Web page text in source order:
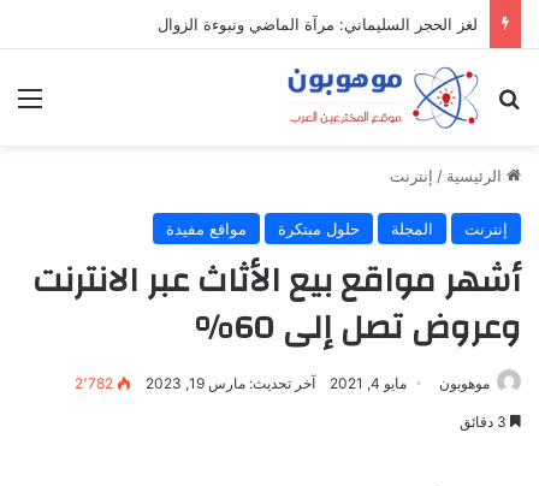
لغز الحجر السليماني: مرآة الماضي ونبوءة الزوال
بحث عن
الرئيسية / إنترنت
إنترنت المجلة حلول مبتكرة مواقع مفيدة
أشهر مواقع بيع الأثاث عبر الانترنت
وعروض تصل إلى 60%
موهوبون مايو 4, 2021 آخر تحديث: مارس 19, 2023 2٬782